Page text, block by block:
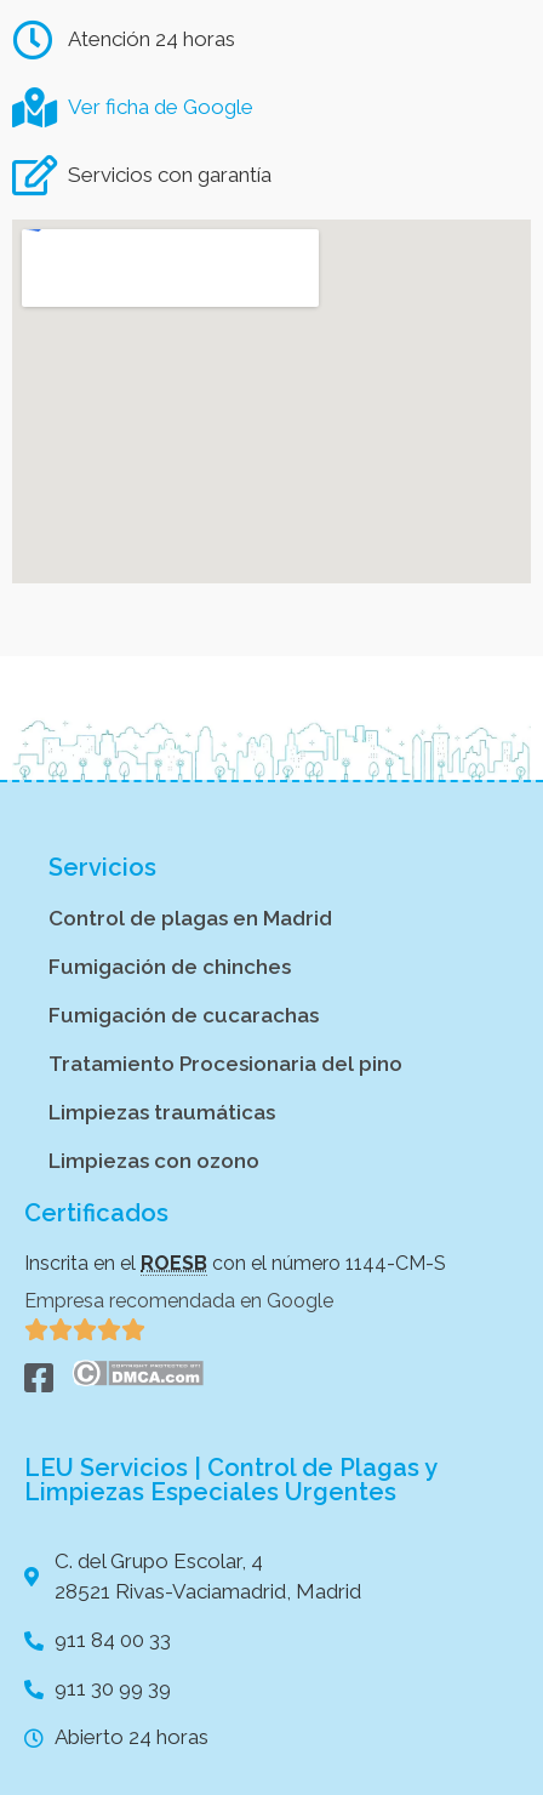
Atención 24 horas
Ver ficha de Google
Servicios con garantía
Servicios
Control de plagas en Madrid
Fumigación de chinches
Fumigación de cucarachas
Tratamiento Procesionaria del pino
Limpiezas traumáticas
Limpiezas con ozono
Certificados
Inscrita en el ROESB con el número 1144-CM-S
Empresa recomendada en Google

LEU Servicios | Control de Plagas y
Limpiezas Especiales Urgentes
C. del Grupo Escolar, 4
28521 Rivas-Vaciamadrid, Madrid
911 84 00 33
911 30 99 39
Abierto 24 horas